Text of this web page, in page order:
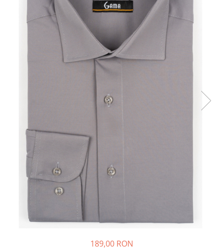
189,00 RON